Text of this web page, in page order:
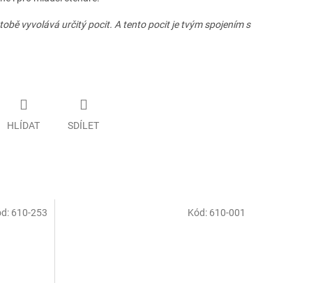
vyvolává určitý pocit. A tento pocit je tvým spojením s
HLÍDAT SDÍLET
610-253 Kód: 610-001